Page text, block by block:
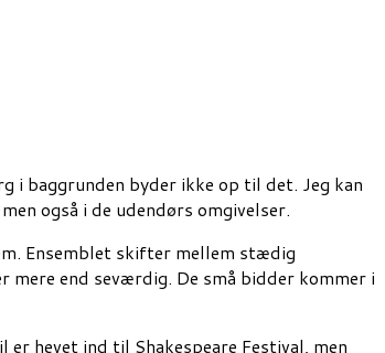
i baggrunden byder ikke op til det. Jeg kan
også i de udendørs omgivelser.
Ensemblet skifter mellem stædig
end seværdig. De små bidder kommer i
hevet ind til Shakespeare Festival, men